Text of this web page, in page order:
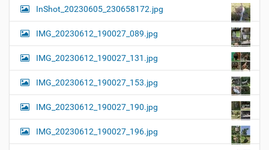
InShot_20230605_230658172.jpg
IMG_20230612_190027_089.jpg
IMG_20230612_190027_131.jpg
IMG_20230612_190027_153.jpg
IMG_20230612_190027_190.jpg
IMG_20230612_190027_196.jpg